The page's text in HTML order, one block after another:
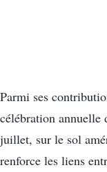
Parmi ses
célébration annuelle
juillet, sur le sol
renforce les liens